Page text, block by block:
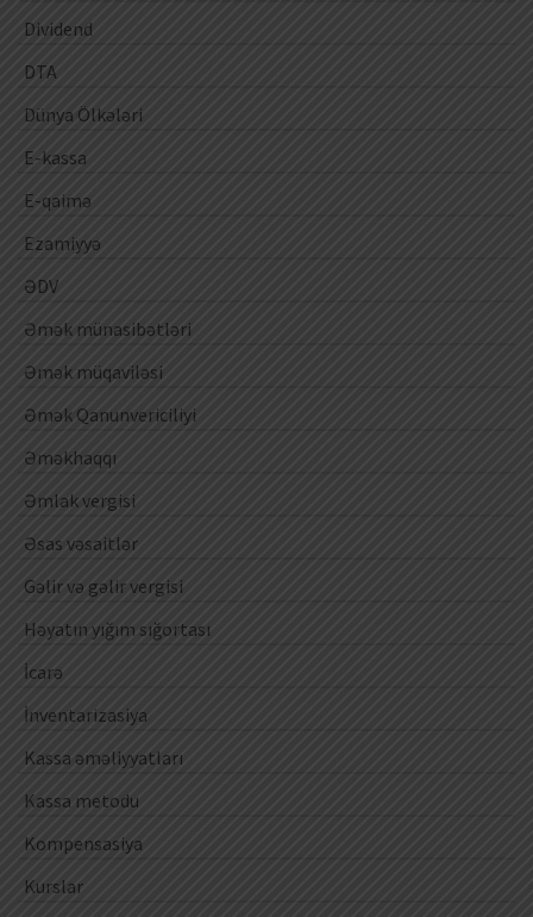
Dividend
DTA
Dünya Ölkələri
E-kassa
E-qaimə
Ezamiyyə
ƏDV
Əmək münasibətləri
Əmək müqaviləsi
Əmək Qanunvericiliyi
Əməkhaqqı
Əmlak vergisi
Əsas vəsaitlər
Gəlir və gəlir vergisi
Həyatın yığım sığortası
İcarə
İnventarizasiya
Kassa əməliyyatları
Kassa metodu
Kompensasiya
Kurslar